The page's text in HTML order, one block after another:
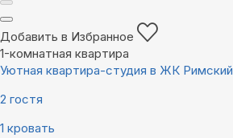
Добавить в Избранное
1-комнатная квартира
Уютная квартира-студия в ЖК Римский
2 гостя
1 кровать